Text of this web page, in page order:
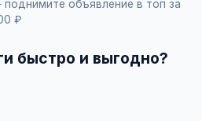
объявление в топ за
₽
быстро и выгодно?